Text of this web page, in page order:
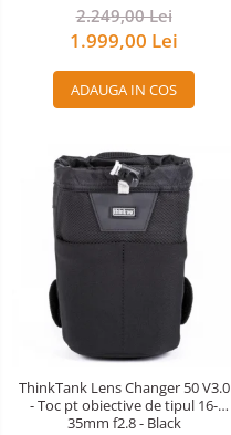
2.249,00 Lei
1.999,00 Lei
ADAUGA IN COS
ThinkTank Lens Changer 50 V3.0
- Toc pt obiective de tipul 16-
35mm f2.8 - Black